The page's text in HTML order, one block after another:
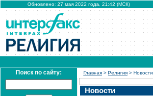
Обновлено: 27 мая 2022 года, 21:42 (МСК)
Поиск по сайту: Главная > Религия > Новости
Новости